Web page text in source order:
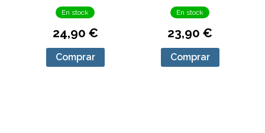
En stock
24,90 €
Comprar
En stock
23,90 €
Comprar